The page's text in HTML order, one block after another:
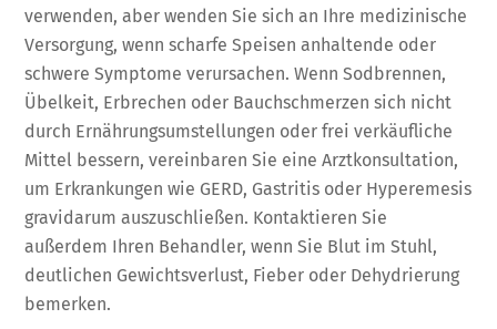
verwenden, aber wenden Sie sich an Ihre medizinische
Versorgung, wenn scharfe Speisen anhaltende oder
schwere Symptome verursachen. Wenn Sodbrennen,
Übelkeit, Erbrechen oder Bauchschmerzen sich nicht
durch Ernährungsumstellungen oder frei verkäufliche
Mittel bessern, vereinbaren Sie eine Arztkonsultation,
um Erkrankungen wie GERD, Gastritis oder Hyperemesis
gravidarum auszuschließen. Kontaktieren Sie
außerdem Ihren Behandler, wenn Sie Blut im Stuhl,
deutlichen Gewichtsverlust, Fieber oder Dehydrierung
bemerken.